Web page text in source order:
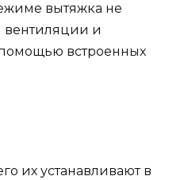
вытяжка не
вентиляции и
помощью встроенных
их устанавливают в